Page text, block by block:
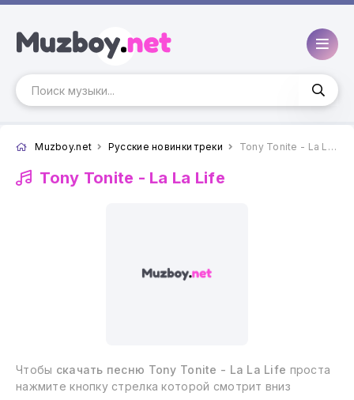
Muzboy.net Русские новинки треки Tony Tonite - La La Life
Tony Tonite - La La Life
Чтобы скачать песню Tony Tonite - La La Life проста
нажмите кнопку стрелка которой смотрит вниз